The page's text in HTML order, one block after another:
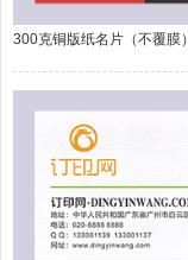
300克铜版纸名片（不覆膜）